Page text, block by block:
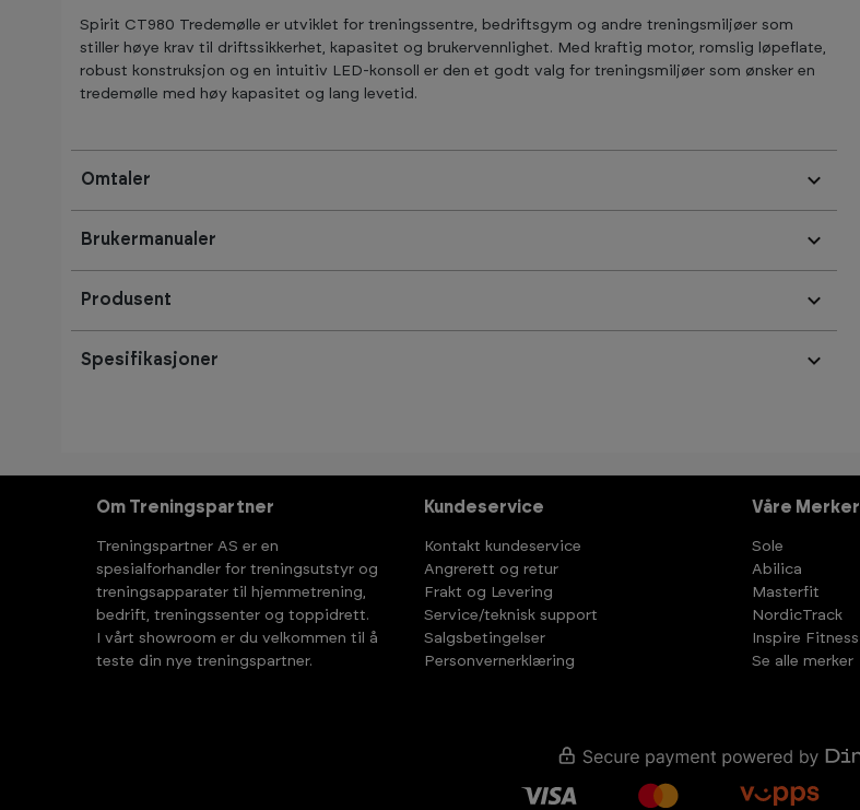
Spirit CT980 Tredemølle er utviklet for treningssentre, bedriftsgym og andre treningsmiljøer som
stiller høye krav til driftssikkerhet, kapasitet og brukervennlighet. Med kraftig motor, romslig løpeflate,
robust konstruksjon og en intuitiv LED-konsoll er den et godt valg for treningsmiljøer som ønsker en
tredemølle med høy kapasitet og lang levetid.
Omtaler
Spesifikasjoner
Brukermanualer
Produsent
Om Treningspartner
Treningspartner AS er en
spesialforhandler for treningsutstyr og
treningsapparater til hjemmetrening,
bedrift, treningssenter og toppidrett.
I vårt showroom er du velkommen til å
teste din nye treningspartner.
Kundeservice
Kontakt kundeservice
Angrerett og retur
Frakt og Levering
Service/teknisk support
Salgsbetingelser
Personvernerklæring
Våre Merker
Sole
Abilica
Masterfit
NordicTrack
Inspire Fitness
Se alle merker